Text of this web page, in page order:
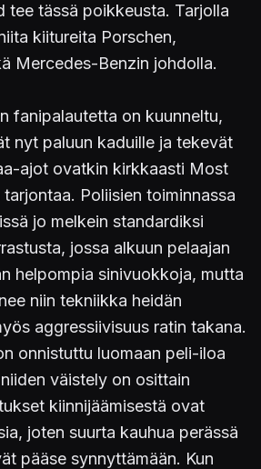
tee tässä poikkeusta. Tarjolla
kiitureita Porschen,
Mercedes-Benzin johdolla.
fanipalautetta on kuunneltu,
nyt paluun kaduille ja tekevät
ajot ovatkin kirkkaasti Most
Poliisien toiminnassa
jo melkein standardiksi
jossa alkuun pelaajan
helpompia sinivuokkoja, mutta
niin tekniikka heidän
aggressiivisuus ratin takana.
onnistuttu luomaan peli-iloa
väistely on osittain
kiinnijäämisestä ovat
joten suurta kauhua perässä
pääse synnyttämään. Kun